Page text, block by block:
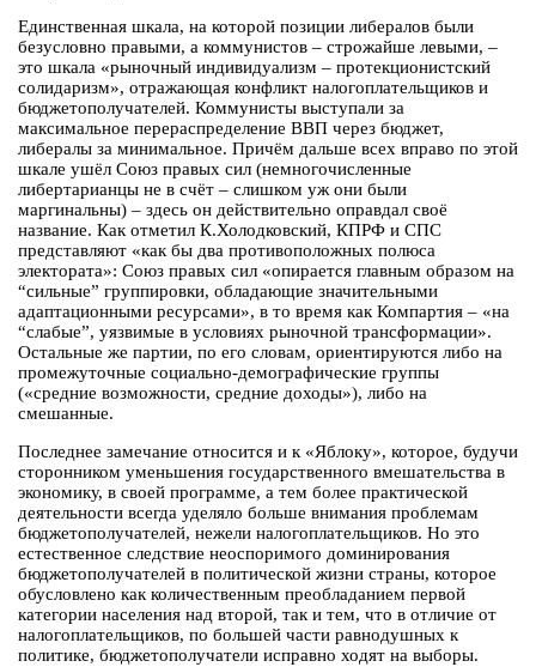
Единственная шкала, на которой позиции либералов были
безусловно правыми, а коммунистов – строжайше левыми, –
это шкала «рыночный индивидуализм – протекционистский
солидаризм», отражающая конфликт налогоплательщиков и
бюджетополучателей. Коммунисты выступали за
максимальное перераспределение ВВП через бюджет,
либералы за минимальное. Причём дальше всех вправо по этой
шкале ушёл Союз правых сил (немногочисленные
либертарианцы не в счёт – слишком уж они были
маргинальны) – здесь он действительно оправдал своё
название. Как отметил К.Холодковский, КПРФ и СПС
представляют «как бы два противоположных полюса
электората»: Союз правых сил «опирается главным образом на
“сильные” группировки, обладающие значительными
адаптационными ресурсами», в то время как Компартия – «на
“слабые”, уязвимые в условиях рыночной трансформации».
Остальные же партии, по его словам, ориентируются либо на
промежуточные социально-демографические группы
(«средние возможности, средние доходы»), либо на
смешанные.
Последнее замечание относится и к «Яблоку», которое, будучи
сторонником уменьшения государственного вмешательства в
экономику, в своей программе, а тем более практической
деятельности всегда уделяло больше внимания проблемам
бюджетополучателей, нежели налогоплательщиков. Но это
естественное следствие неоспоримого доминирования
бюджетополучателей в политической жизни страны, которое
обусловлено как количественным преобладанием первой
категории населения над второй, так и тем, что в отличие от
налогоплательщиков, по большей части равнодушных к
политике, бюджетополучатели исправно ходят на выборы.